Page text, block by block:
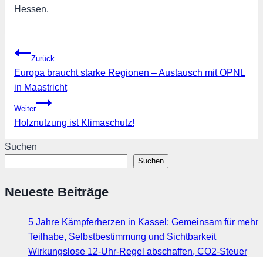
Hessen.
Beitragsnavigation
Zurück
Europa braucht starke Regionen – Austausch mit OPNL
in Maastricht
Weiter
Holznutzung ist Klimaschutz!
Suchen
Suchen
Neueste Beiträge
5 Jahre Kämpferherzen in Kassel: Gemeinsam für mehr
Teilhabe, Selbstbestimmung und Sichtbarkeit
Wirkungslose 12-Uhr-Regel abschaffen, CO2-Steuer